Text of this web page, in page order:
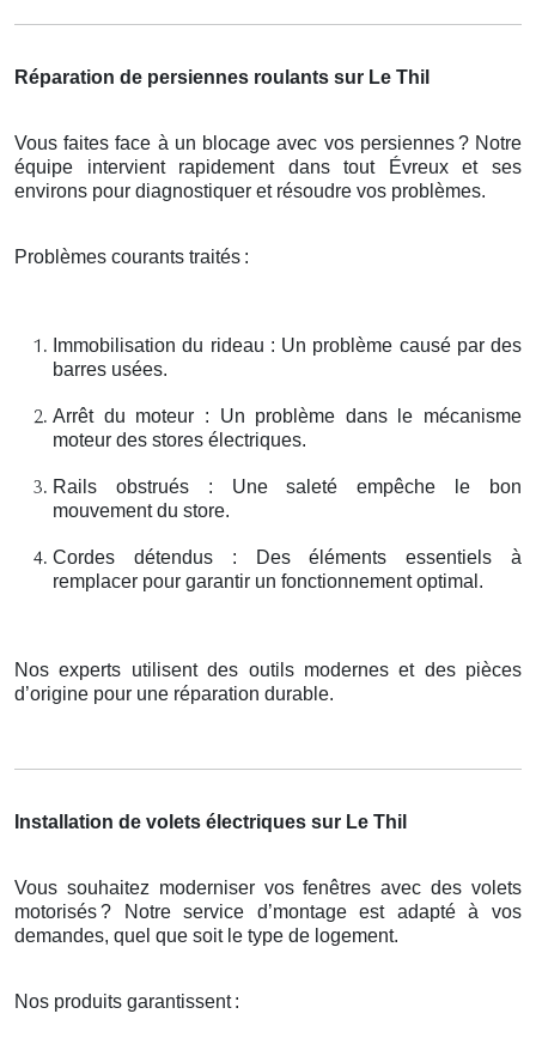
Réparation de persiennes roulants sur Le Thil
Vous faites face à un blocage avec vos persiennes? Notre
équipe intervient rapidement dans tout Évreux et ses
environs pour diagnostiquer et résoudre vos probl èmes.
Problèmes courants traités :
Immobilisation du rideau : Un problème causé par des
barres usées.
Arrêt du moteur : Un problème dans le mécanisme
moteur des stores électriques.
Rails obstrués : Une saleté empêche le bon
mouvement du store.
Cordes détendus : Des éléments essentiels à
remplacer pour garantir un fonctionnement optimal.
Nos experts utilisent des outils modernes et des pièces
d’origine pour une réparation durable.
Installation de volets électriques sur Le Thil
Vous souhaitez moderniser vos fenêtres avec des volets
motorisés? Notre service d’montage est adapté à vos
demandes, quel que soit le type de logement.
Nos produits garantissent :